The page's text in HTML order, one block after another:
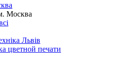
Москва
Львів
цветной печати